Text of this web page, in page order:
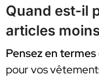
Quand est-il
articles
Pensez en termes
pour vos